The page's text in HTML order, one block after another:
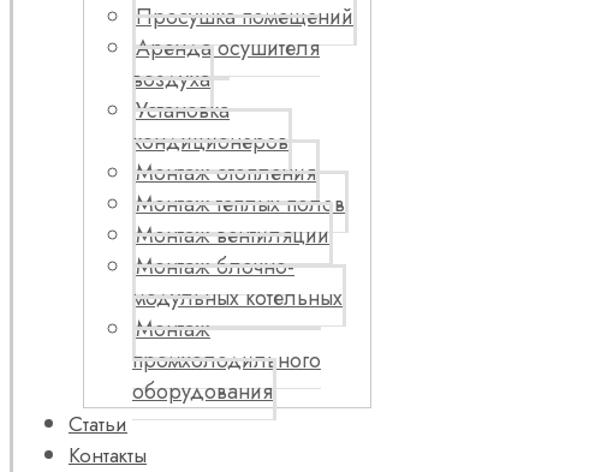
Просушка помещений
Аренда осушителя
воздуха
Установка
кондиционеров
Монтаж отопления
Монтаж теплых полов
Монтаж вентиляции
Монтаж блочно-
модульных котельных
Монтаж
промхолодильного
оборудования
Статьи
Контакты